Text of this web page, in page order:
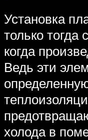
Установка
только тогда
когда
Ведь эти
холода в